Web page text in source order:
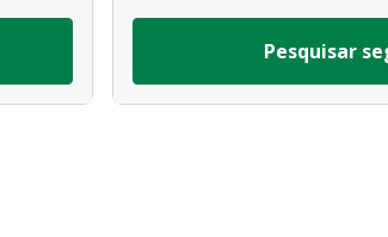
Pesquisar